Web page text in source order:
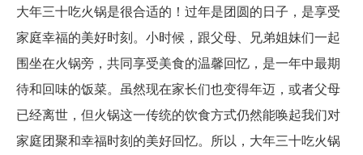
大年三十吃火锅是很合适的！过年是团圆的日子，是享受
家庭幸福的美好时刻。小时候，跟父母、兄弟姐妹们一起
围坐在火锅旁，共同享受美食的温馨回忆，是一年中最期
待和回味的饭菜。虽然现在家长们也变得年迈，或者父母
已经离世，但火锅这一传统的饮食方式仍然能唤起我们对
家庭团聚和幸福时刻的美好回忆。所以，大年三十吃火锅